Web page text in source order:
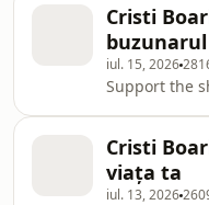
Cristi
iul. 15, 2026
Support the
Cristi
viața ta
iul. 13, 2026